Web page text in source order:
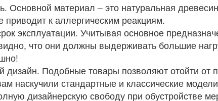
Основной материал – это натуральная
приводит к аллергическим реакциям.
эксплуатации. Учитывая основное
что они должны выдерживать большие
дизайн. Подобные товары позволяют отойти от
наскучили стандартные и классические
дизайнерскую свободу при обустройстве